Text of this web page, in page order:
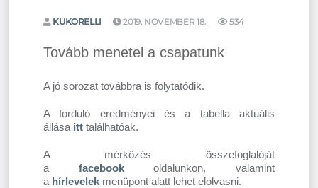
KUKORELLI 2019. NOVEMBER 18. 534
Tovább menetel a csapatunk
A jó sorozat továbbra is folytatódik.
A forduló eredményei és a tabella aktuális
állása itt találhatóak.
A mérkőzés összefoglalóját
a facebookoldalunkon, valamint
a hírlevelek menüpont alatt lehet elolvasni.